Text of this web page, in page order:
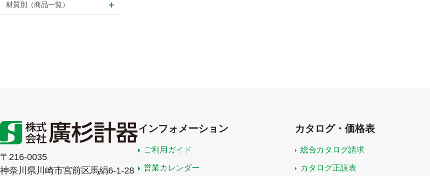
材質別（商品一覧）
〒216-0035
神奈川県川崎市宮前区馬絹6-1-28
インフォメーション
ご利用ガイド
営業カレンダー
カタログ・価格表
総合カタログ請求
カタログ正誤表